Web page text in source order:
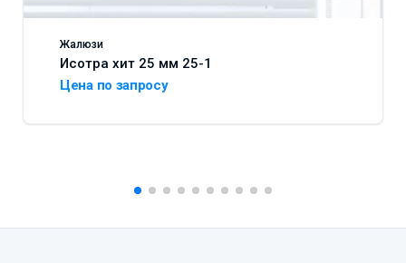
Жалюзи
Исотра хит 25 мм 25-1
Цена по запросу